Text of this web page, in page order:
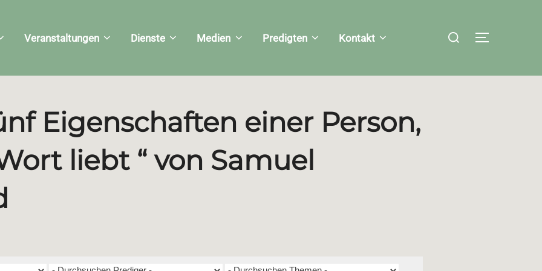
Veranstaltungen Dienste Medien Predigten Kontakt
Suchen
Eigenschaften einer Person,
liebt “ von Samuel